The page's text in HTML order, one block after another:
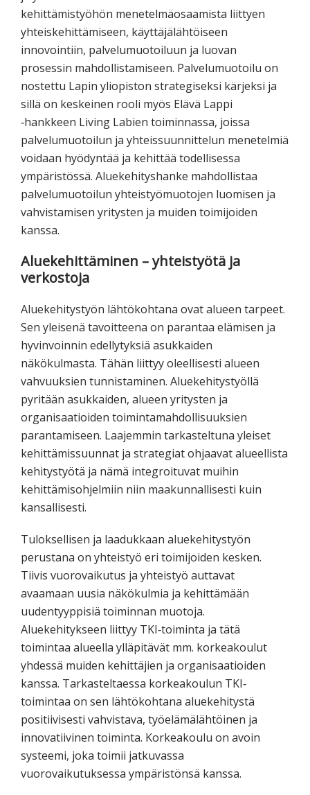
kehittämistyöhön menetelmäosaamista liittyen
yhteiskehittämiseen, käyttäjälähtöiseen
innovointiin, palvelumuotoiluun ja luovan
prosessin mahdollistamiseen. Palvelumuotoilu on
nostettu Lapin yliopiston strategiseksi kärjeksi ja
sillä on keskeinen rooli myös Elävä Lappi
‐hankkeen Living Labien toiminnassa, joissa
palvelumuotoilun ja yhteissuunnittelun menetelmiä
voidaan hyödyntää ja kehittää todellisessa
ympäristössä. Aluekehityshanke mahdollistaa
palvelumuotoilun yhteistyömuotojen luomisen ja
vahvistamisen yritysten ja muiden toimijoiden
kanssa.
Aluekehittäminen – yhteistyötä ja
verkostoja
Aluekehitystyön lähtökohtana ovat alueen tarpeet.
Sen yleisenä tavoitteena on parantaa elämisen ja
hyvinvoinnin edellytyksiä asukkaiden
näkökulmasta. Tähän liittyy oleellisesti alueen
vahvuuksien tunnistaminen. Aluekehitystyöllä
pyritään asukkaiden, alueen yritysten ja
organisaatioiden toimintamahdollisuuksien
parantamiseen. Laajemmin tarkasteltuna yleiset
kehittämissuunnat ja strategiat ohjaavat alueellista
kehitystyötä ja nämä integroituvat muihin
kehittämisohjelmiin niin maakunnallisesti kuin
kansallisesti.
Tuloksellisen ja laadukkaan aluekehitystyön
perustana on yhteistyö eri toimijoiden kesken.
Tiivis vuorovaikutus ja yhteistyö auttavat
avaamaan uusia näkökulmia ja kehittämään
uudentyyppisiä toiminnan muotoja.
Aluekehitykseen liittyy TKI‐toiminta ja tätä
toimintaa alueella ylläpitävät mm. korkeakoulut
yhdessä muiden kehittäjien ja organisaatioiden
kanssa. Tarkasteltaessa korkeakoulun TKI‐
toimintaa on sen lähtökohtana aluekehitystä
positiivisesti vahvistava, työelämälähtöinen ja
innovatiivinen toiminta. Korkeakoulu on avoin
systeemi, joka toimii jatkuvassa
vuorovaikutuksessa ympäristönsä kanssa.